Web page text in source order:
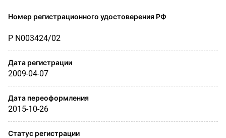
Номер регистрационного удостоверения РФ
Р N003424/02
Дата регистрации
2009-04-07
Дата переоформления
2015-10-26
Статус регистрации